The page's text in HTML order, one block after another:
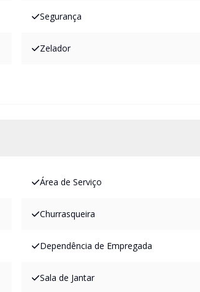
Segurança
Zelador
Área de Serviço
Churrasqueira
Dependência de Empregada
Sala de Jantar